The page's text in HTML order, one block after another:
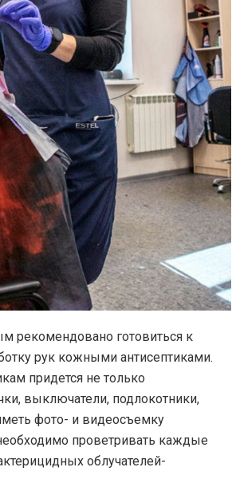
рекомендовано готовиться к
рук кожными антисептиками.
придется не только
выключатели, подлокотники,
фото- и видеосъемку
проветривать каждые
облучателей-